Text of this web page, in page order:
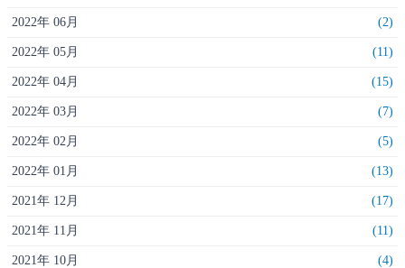
2022年 06月 (2)
2022年 05月 (11)
2022年 04月 (15)
2022年 03月 (7)
2022年 02月 (5)
2022年 01月 (13)
2021年 12月 (17)
2021年 11月 (11)
2021年 10月 (4)